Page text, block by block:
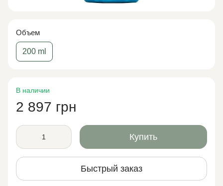
Объем
200 ml
В наличии
2 897 грн
Купить
Быстрый заказ